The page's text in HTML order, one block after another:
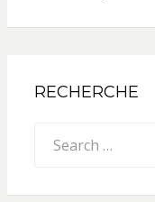
RECHERCHE
for: